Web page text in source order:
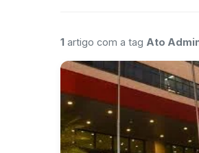
1 artigo com a tag Ato